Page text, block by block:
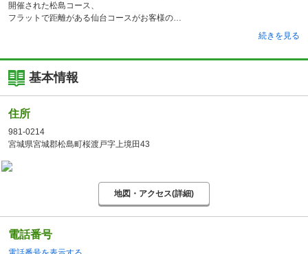
開催された松島コース、
フラットで距離がある仙台コースがお客様の
続きを見る
基本情報
住所
981-0214
宮城県宮城郡松島町桜渡戸字上境田43
地図・アクセス(詳細)
電話番号